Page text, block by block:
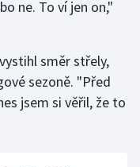
ne. To ví jen on,"
směr střely,
sezoně. "Před
jsem si věřil, že to